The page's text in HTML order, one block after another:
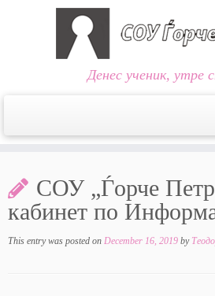
content
Денес ученик, утре
СОУ „Ѓорче
кабинет по
This entry was posted on December 16, 2019 by